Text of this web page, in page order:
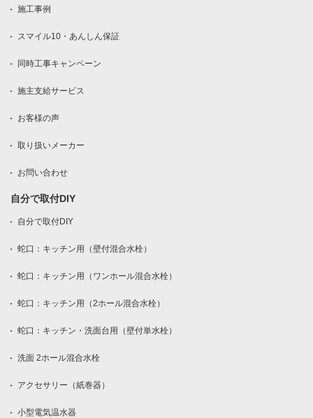
施工事例
スマイル10・あんしん保証
同時工事キャンペーン
施主支給サービス
お客様の声
取り扱いメーカー
お問い合わせ
自分で取付DIY
自分で取付DIY
蛇口：キッチン用（壁付混合水栓）
蛇口：キッチン用（ワンホール混合水栓）
蛇口：キッチン用（2ホール混合水栓）
蛇口：キッチン・洗面台用（壁付単水栓）
洗面 2ホール混合水栓
アクセサリー（紙巻器）
小型電気温水器